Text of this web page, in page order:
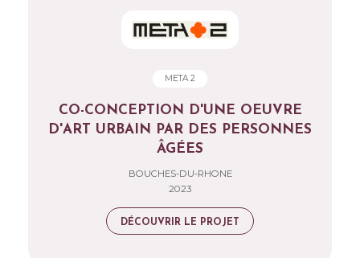
META 2
CO-CONCEPTION D'UNE OEUVRE
D'ART URBAIN PAR DES PERSONNES
ÂGÉES
BOUCHES-DU-RHONE
2023
DÉCOUVRIR LE PROJET